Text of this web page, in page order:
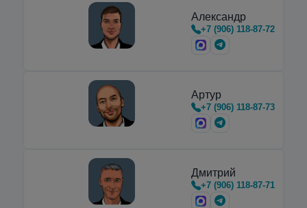
Александр
+7 (906) 118-87-72
Артур
+7 (906) 118-87-73
Дмитрий
+7 (906) 118-87-71